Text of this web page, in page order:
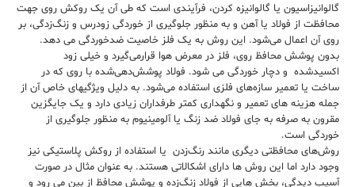
گالوانیزاسیون یا گالوانیزه کردن، فرآیندی است که طی آن یک روکش روی جهت
محافظت از فولاد یا آهن و به منظور جلوگیری از خوردگی زودرس و زنگ‌زدگی، بر
روی آن اعمال می‌شود. این روش به یک فلز خاصیت ضدخوردگی می دهد.
بدون پوشش محافظ روی، فلز در معرض هوا قرار‌می‌گیرد و خیلی زود
اکسیدشده و دچار خوردگی می شود. فولاد پوشش‌دهی‌شده با روی که در
ساخت یا تعمیر سازه‌های فلزی استفاده می‌شود. به دلیل ویژگیهای خاص آن از
جمله هزینه های تعمیر و نگهداری کمتر طرفداران زیادی دارد و یک جایگزین
مقرون به صرفه به جای فولاد ضد زنگ یا آلومینیوم به منظور جلوگیری از
خوردگی است.
روش‌های محافظتی دیگری مانند رنگ‌زدن یا استفاده از روکش پلاستیکی نیز
وجود دارد اما این روش ها دارای اشکالاتی هستند. به عنوان مثال در صورت
آسیب دیدگی، بخش هایی از فولاد زنگ‌زده و پوشش محافظ از بین می رود و